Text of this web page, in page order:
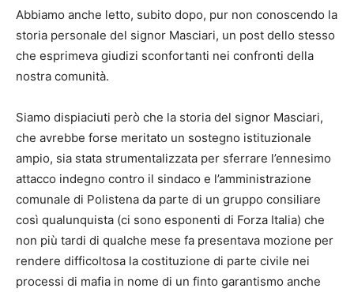
Abbiamo anche letto, subito dopo, pur non conoscendo la
storia personale del signor Masciari, un post dello stesso
che esprimeva giudizi sconfortanti nei confronti della
nostra comunità.
Siamo dispiaciuti però che la storia del signor Masciari,
che avrebbe forse meritato un sostegno istituzionale
ampio, sia stata strumentalizzata per sferrare l’ennesimo
attacco indegno contro il sindaco e l’amministrazione
comunale di Polistena da parte di un gruppo consiliare
così qualunquista (ci sono esponenti di Forza Italia) che
non più tardi di qualche mese fa presentava mozione per
rendere difficoltosa la costituzione di parte civile nei
processi di mafia in nome di un finto garantismo anche